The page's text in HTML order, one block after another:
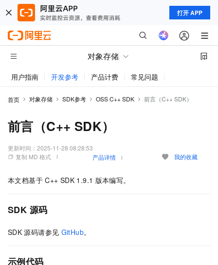
打开 APP
对象存储
用户指南 开发参考 产品计费 常见问题
首页 对象存储 SDK参考 OSS C++ SDK 前言（C++ SDK）
前言（C++ SDK）
更新时间： 2025-11-28 08:28:53
复制 MD 格式
产品详情 我的收藏
本文档基于 C++ SDK 1.9.1 版本编写。
SDK 源码
SDK 源码请参见 GitHub。
示例代码